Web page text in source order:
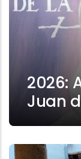
2026:
Juan